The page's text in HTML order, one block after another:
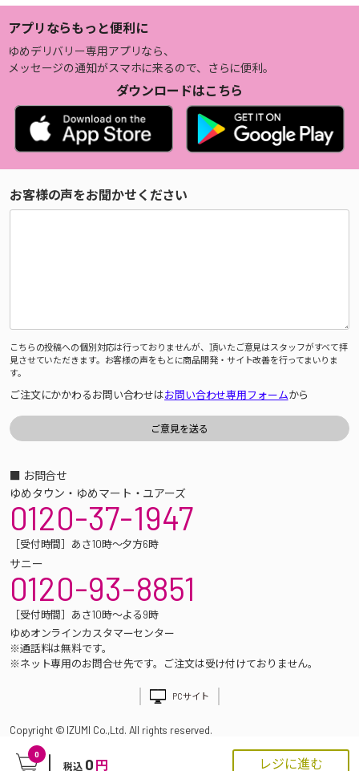
0
税込 0 円 レジに進む
アプリならもっと便利に
ゆめデリバリー専用アプリなら、
メッセージの通知がスマホに来るので、さらに便利。
ダウンロードはこちら
お客様の声をお聞かせください
こちらの投稿への個別対応は行っておりませんが、頂いたご意見はスタッフがすべて拝
見させていただきます。お客様の声をもとに商品開発・サイト改善を行ってまいりま
す。
ご注文にかかわるお問い合わせはお問い合わせ専用フォームから
■ お問合せ
ゆめタウン・ゆめマート・ユアーズ
0120-37-1947
［受付時間］あさ10時～夕方6時
サニー
0120-93-8851
［受付時間］あさ10時～よる9時
ゆめオンラインカスタマーセンター
※通話料は無料です。
※ネット専用のお問合せ先です。ご注文は受け付けておりません。
PCサイト
Copyright © IZUMI Co.,Ltd. All rights reserved.